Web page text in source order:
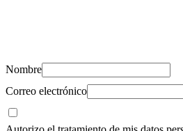
Nombre
Correo electrónico